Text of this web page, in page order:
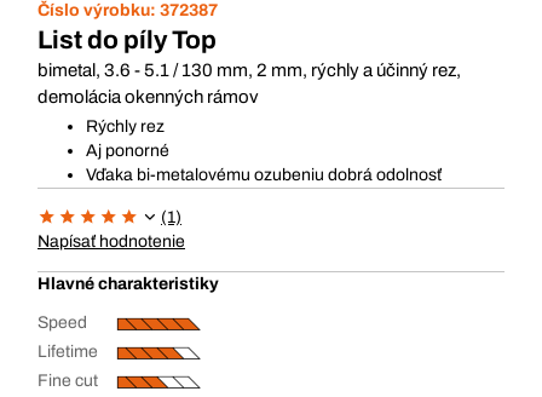
Číslo výrobku: 372387
List do píly Top
bimetal, 3.6 - 5.1 / 130 mm, 2 mm, rýchly a účinný rez,
demolácia okenných rámov
Rýchly rez
Aj ponorné
Vďaka bi-metalovému ozubeniu dobrá odolnosť
(1)
Napísať hodnotenie
Hlavné charakteristiky
Speed
Lifetime
Fine cut